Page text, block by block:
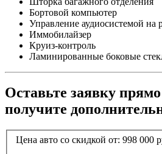
Бортовой компьютер
Управление аудиосистемой на
Иммобилайзер
Круиз-контроль
Ламинированные боковые
Оставьте заявку
получите
Цена авто со скидкой от: 998 000